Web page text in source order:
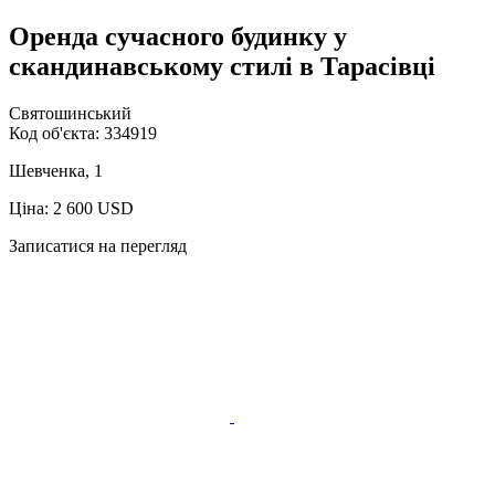
Оренда сучасного будинку у
скандинавському стилі в Тарасівці
Святошинський
Код об'єкта: 334919
Шевченка, 1
Ціна: 2 600 USD
Записатися на перегляд